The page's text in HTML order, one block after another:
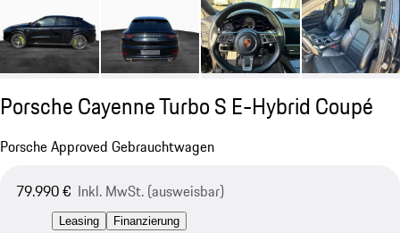
Porsche Cayenne Turbo S E-Hybrid Coupé
Porsche Approved Gebrauchtwagen
79.990 € Inkl. MwSt. (ausweisbar)
Leasing Finanzierung